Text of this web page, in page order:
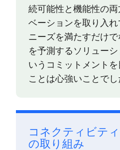
続可能性と機能性の
ベーションを取り入
ニーズを満たすだけ
を予測するソリュー
いうコミットメント
ことは心強いことでし
コネクティビテ
の取り組み